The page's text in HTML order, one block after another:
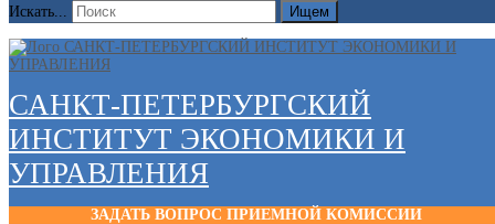
Искать...
Ищем
САНКТ-ПЕТЕРБУРГСКИЙ
ИНСТИТУТ ЭКОНОМИКИ И
УПРАВЛЕНИЯ
ЗАДАТЬ ВОПРОС ПРИЕМНОЙ КОМИССИИ